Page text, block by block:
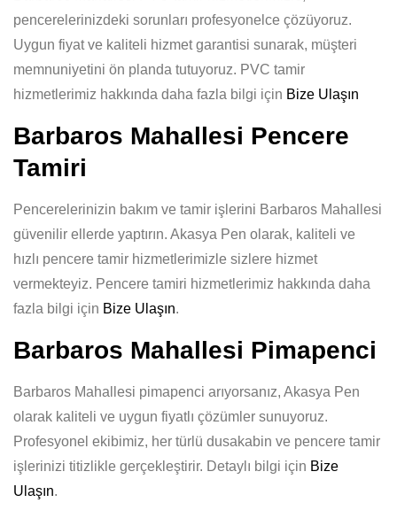
pencerelerinizdeki sorunları profesyonelce çözüyoruz.
Uygun fiyat ve kaliteli hizmet garantisi sunarak, müşteri
memnuniyetini ön planda tutuyoruz. PVC tamir
hizmetlerimiz hakkında daha fazla bilgi için Bize Ulaşın
Barbaros Mahallesi Pencere
Tamiri
Pencerelerinizin bakım ve tamir işlerini Barbaros Mahallesi
güvenilir ellerde yaptırın. Akasya Pen olarak, kaliteli ve
hızlı pencere tamir hizmetlerimizle sizlere hizmet
vermekteyiz. Pencere tamiri hizmetlerimiz hakkında daha
fazla bilgi için Bize Ulaşın.
Barbaros Mahallesi Pimapenci
Barbaros Mahallesi pimapenci arıyorsanız, Akasya Pen
olarak kaliteli ve uygun fiyatlı çözümler sunuyoruz.
Profesyonel ekibimiz, her türlü dusakabin ve pencere tamir
işlerinizi titizlikle gerçekleştirir. Detaylı bilgi için Bize
Ulaşın.